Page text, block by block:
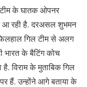
टीम के घातक ओपनर
रही है. दरअसल शुभमन
गिल टीम से अलग
भारत के बैटिंग कोच
विराम के मुताबिक गिल
हैं. उन्होंने आगे बताया के